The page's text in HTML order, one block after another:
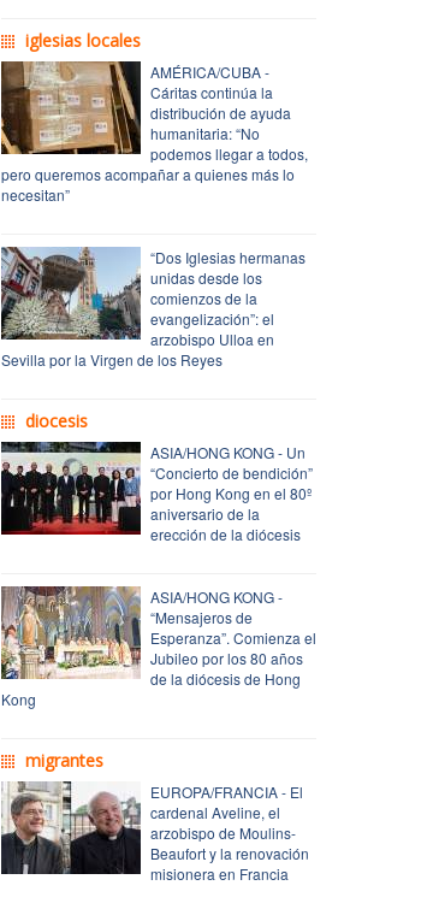
iglesias locales
AMÉRICA/CUBA -
Cáritas continúa la
distribución de ayuda
humanitaria: “No
podemos llegar a todos,
pero queremos acompañar a quienes más lo
necesitan”
“Dos Iglesias hermanas
unidas desde los
comienzos de la
evangelización”: el
arzobispo Ulloa en
Sevilla por la Virgen de los Reyes
diocesis
ASIA/HONG KONG - Un
“Concierto de bendición”
por Hong Kong en el 80º
aniversario de la
erección de la diócesis
ASIA/HONG KONG -
“Mensajeros de
Esperanza”. Comienza el
Jubileo por los 80 años
de la diócesis de Hong
Kong
migrantes
EUROPA/FRANCIA - El
cardenal Aveline, el
arzobispo de Moulins-
Beaufort y la renovación
misionera en Francia